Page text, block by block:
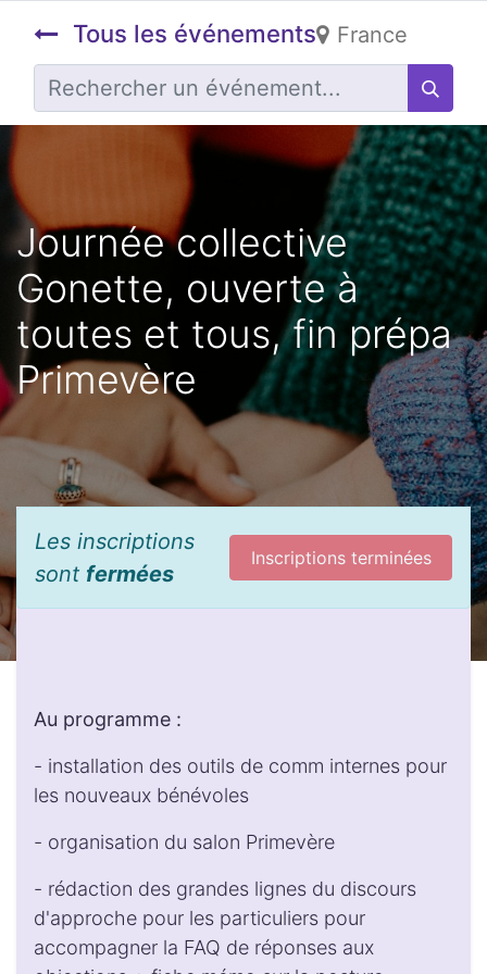
Tous les événements France
Journée collective
Gonette, ouverte à
toutes et tous, fin prépa
Primevère
Les inscriptions
sont fermées
Inscriptions terminées
Au programme :
- installation des outils de comm internes pour
les nouveaux bénévoles
- organisation du salon Primevère
- rédaction des grandes lignes du discours
d'approche pour les particuliers pour
accompagner la FAQ de réponses aux